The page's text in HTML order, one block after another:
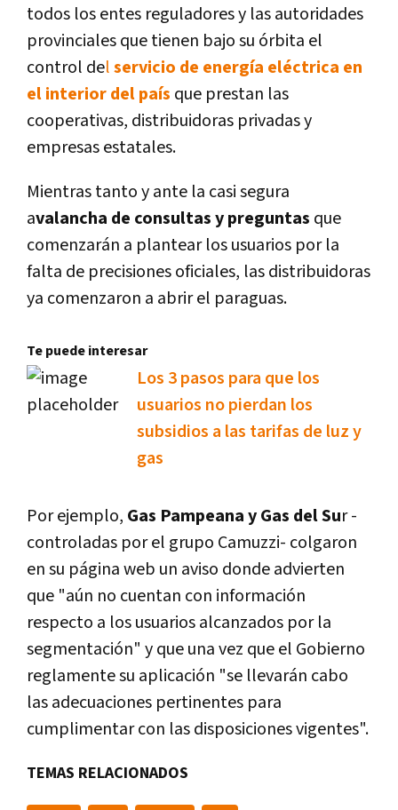
todos los entes reguladores y las autoridades
provinciales que tienen bajo su órbita el
control delservicio de energía eléctrica en
el interior del país que prestan las
cooperativas, distribuidoras privadas y
empresas estatales.
Mientras tanto y ante la casi segura
avalancha de consultas y preguntas que
comenzarán a plantear los usuarios por la
falta de precisiones oficiales, las distribuidoras
ya comenzaron a abrir el paraguas.
Te puede interesar
Los 3 pasos para que los
usuarios no pierdan los
subsidios a las tarifas de luz y
gas
Por ejemplo, Gas Pampeana y Gas del Sur -
controladas por el grupo Camuzzi- colgaron
en su página web un aviso donde advierten
que "aún no cuentan con información
respecto a los usuarios alcanzados por la
segmentación" y que una vez que el Gobierno
reglamente su aplicación "se llevarán cabo
las adecuaciones pertinentes para
cumplimentar con las disposiciones vigentes".
TEMAS RELACIONADOS